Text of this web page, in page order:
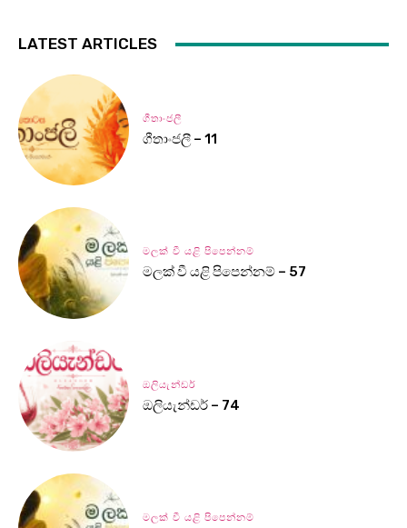
LATEST ARTICLES
ගීතාංජලී
ගීතාංජලී – 11
මලක් වී යළි පිපෙන්නම්
මලක් වී යළි පිපෙන්නම් – 57
ඔලියැන්ඩර්
ඔලියැන්ඩර් – 74
මලක් වී යළි පිපෙන්නම්